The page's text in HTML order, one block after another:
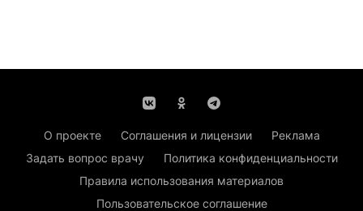
О проекте Соглашения и лицензии
Реклама
Задать вопрос врачу
Политика конфиденциальности
Правила использования материалов
Пользовательское соглашение